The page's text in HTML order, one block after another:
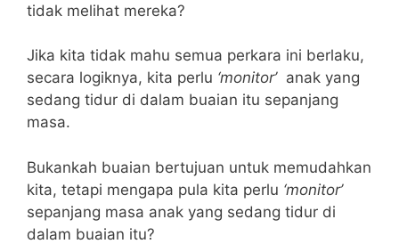
tidak melihat mereka?
Jika kita tidak mahu semua perkara ini berlaku,
secara logiknya, kita perlu ‘monitor’ anak yang
sedang tidur di dalam buaian itu sepanjang
masa.
Bukankah buaian bertujuan untuk memudahkan
kita, tetapi mengapa pula kita perlu ‘monitor’
sepanjang masa anak yang sedang tidur di
dalam buaian itu?